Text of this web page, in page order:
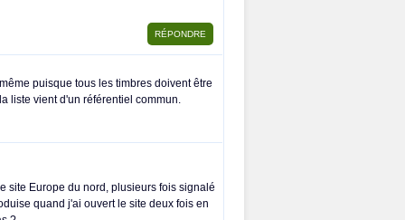
puisque tous les timbres doivent être
liste vient d'un référentiel commun.
site Europe du nord, plusieurs fois signalé
quand j'ai ouvert le site deux fois en